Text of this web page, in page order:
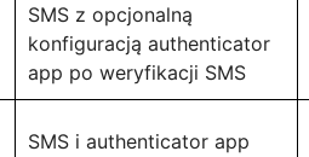
SMS z opcjonalną
konfiguracją authenticator
app po weryfikacji SMS
SMS i authenticator app